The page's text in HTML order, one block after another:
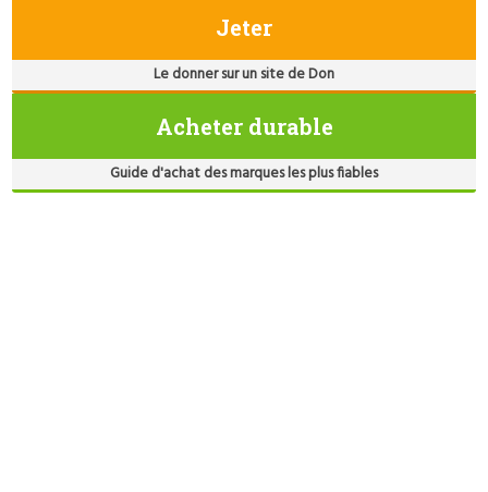
Jeter
Le donner sur un site de Don
Acheter durable
Guide d'achat des marques les plus fiables